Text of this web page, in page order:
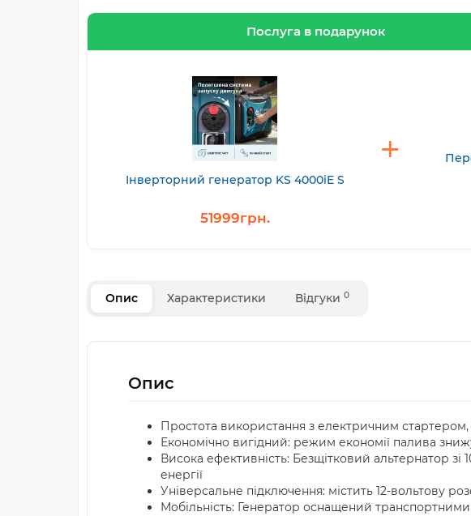
Послуга в подарунок
Інверторний генератор KS 4000iE S
51999грн.
Опис Характеристики Відгуки 0
Опис
Простота використання з електричним
Економічно вигідний: режим економії палива
Висока ефективність: Безщітковий альтернатор
енергії
Універсальне підключення: містить 12-вольтову
Мобільність: Генератор оснащений